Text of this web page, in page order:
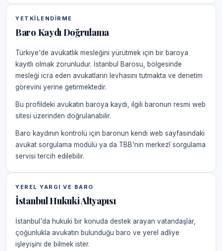
YETKILENDIRME
Baro Kaydı Doğrulama
Türkiye'de avukatlık mesleğini yürütmek için bir baroya
kayıtlı olmak zorunludur. İstanbul Barosu, bölgesinde
mesleği icra eden avukatların levhasını tutmakta ve denetim
görevini yerine getirmektedir.
Bu profildeki avukatın baroya kaydı, ilgili baronun resmi web
sitesi üzerinden doğrulanabilir.
Baro kaydının kontrolü için baronun kendi web sayfasındaki
avukat sorgulama modülü ya da TBB'nin merkezî sorgulama
servisi tercih edilebilir.
YEREL YARGI VE BARO
İstanbul Hukuki Altyapısı
İstanbul'da hukuki bir konuda destek arayan vatandaşlar,
çoğunlukla avukatın bulunduğu baro ve yerel adliye
işleyişini de bilmek ister.